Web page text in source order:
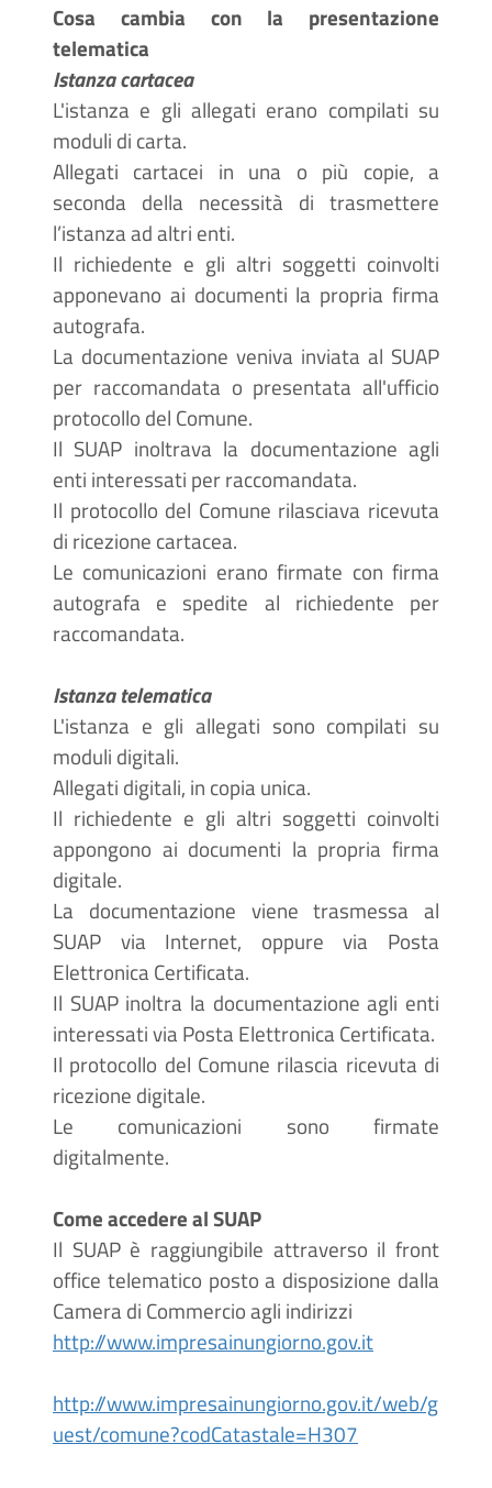
Cosa cambia con la presentazione
telematica
Istanza cartacea
L'istanza e gli allegati erano compilati su
moduli di carta.
Allegati cartacei in una o più copie, a
seconda della necessità di trasmettere
l’istanza ad altri enti.
Il richiedente e gli altri soggetti coinvolti
apponevano ai documenti la propria firma
autografa.
La documentazione veniva inviata al SUAP
per raccomandata o presentata all'ufficio
protocollo del Comune.
Il SUAP inoltrava la documentazione agli
enti interessati per raccomandata.
Il protocollo del Comune rilasciava ricevuta
di ricezione cartacea.
Le comunicazioni erano firmate con firma
autografa e spedite al richiedente per
raccomandata.
Istanza telematica
L'istanza e gli allegati sono compilati su
moduli digitali.
Allegati digitali, in copia unica.
Il richiedente e gli altri soggetti coinvolti
appongono ai documenti la propria firma
digitale.
La documentazione viene trasmessa al
SUAP via Internet, oppure via Posta
Elettronica Certificata.
Il SUAP inoltra la documentazione agli enti
interessati via Posta Elettronica Certificata.
Il protocollo del Comune rilascia ricevuta di
ricezione digitale.
Le comunicazioni sono firmate
digitalmente.
Come accedere al SUAP
Il SUAP è raggiungibile attraverso il front
office telematico posto a disposizione dalla
Camera di Commercio agli indirizzi
http://www.impresainungiorno.gov.it
http://www.impresainungiorno.gov.it/web/g
uest/comune?codCatastale=H307